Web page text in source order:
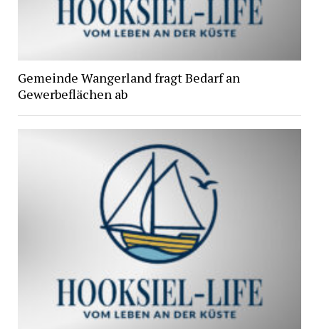
Gemeinde Wangerland fragt Bedarf an
Gewerbeflächen ab